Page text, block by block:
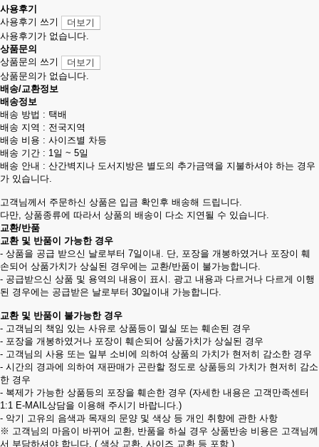
사용후기
사용후기 쓰기
더보기
사용후기가 없습니다.
상품문의
상품문의 쓰기
더보기
상품문의가 없습니다.
배송/교환정보
배송정보
배송 방법 : 택배
배송 지역 : 전국지역
배송 비용 : 사이즈별 차등
배송 기간 : 1일 ~ 5일
배송 안내 : 산간벽지나 도서지방은 별도의 추가금액을 지불하셔야 하는 경우
가 있습니다.
고객님께서 주문하신 상품은 입금 확인후 배송해 드립니다.
다만, 상품종류에 따라서 상품의 배송이 다소 지연될 수 있습니다.
교환/반품
교환 및 반품이 가능한 경우
- 상품을 공급 받으신 날로부터 7일이내. 단, 포장을 개봉하였거나 포장이 훼
손되어 상품가치가 상실된 경우에는 교환/반품이 불가능합니다.
- 공급받으신 상품 및 용역의 내용이 표시. 광고 내용과 다르거나 다르게 이행
된 경우에는 공급받은 날로부터 30일이내 가능합니다.
교환 및 반품이 불가능한 경우
- 고객님의 책임 있는 사유로 상품등이 멸실 또는 훼손된 경우
- 포장을 개봉하였거나 포장이 훼손되어 상품가치가 상실된 경우
- 고객님의 사용 또는 일부 소비에 의하여 상품의 가치가 현저히 감소한 경우
- 시간의 경과에 의하여 재판매가 곤란할 정도로 상품등의 가치가 현저히 감소
한 경우
- 복제가 가능한 상품등의 포장을 훼손한 경우 (자세한 내용은 고객만족센터
1:1 E-MAIL상담을 이용해 주시기 바랍니다.)
- 악기 고유의 음색과 목재의 문양 및 색상 등 개인 취향에 관한 사항
※ 고객님의 마음이 바뀌어 교환, 반품을 하실 경우 상품반송 비용은 고객님께
서 부담하셔야 합니다. ( 색상 교환, 사이즈 교환 등 포함 )